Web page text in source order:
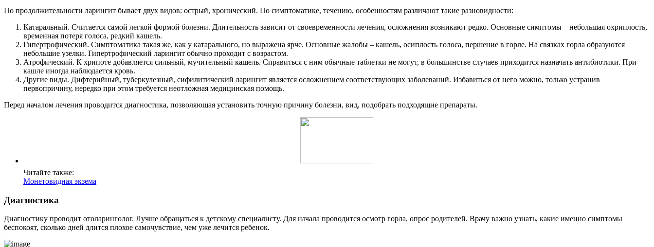
По продолжительности ларингит бывает двух видов: острый, хронический. По симптоматике, течению, особенностям различают такие разновидности:
Катаральный. Считается самой легкой формой болезни. Длительность зависит от своевременности лечения, осложнения возникают редко. Основные симптомы – небольшая охриплость,
временная потеря голоса, редкий кашель.
Гипертрофический. Симптоматика такая же, как у катарального, но выражена ярче. Основные жалобы – кашель, осиплость голоса, першение в горле. На связках горла образуются
небольшие узелки. Гипертрофический ларингит обычно проходит с возрастом.
Атрофический. К хрипоте добавляется сильный, мучительный кашель. Справиться с ним обычные таблетки не могут, в большинстве случаев приходится назначать антибиотики. При
кашле иногда наблюдается кровь.
Другие виды. Дифтерийный, туберкулезный, сифилитический ларингит является осложнением соответствующих заболеваний. Избавиться от него можно, только устранив
первопричину, нередко при этом требуется неотложная медицинская помощь.
Перед началом лечения проводится диагностика, позволяющая установить точную причину болезни, вид, подобрать подходящие препараты.
Читайте также:
Монетовидная экзема
Диагностика
Диагностику проводит отоларинголог. Лучше обращаться к детскому специалисту. Для начала проводится осмотр горла, опрос родителей. Врачу важно узнать, какие именно симптомы
беспокоят, сколько дней длится плохое самочувствие, чем уже лечится ребенок.